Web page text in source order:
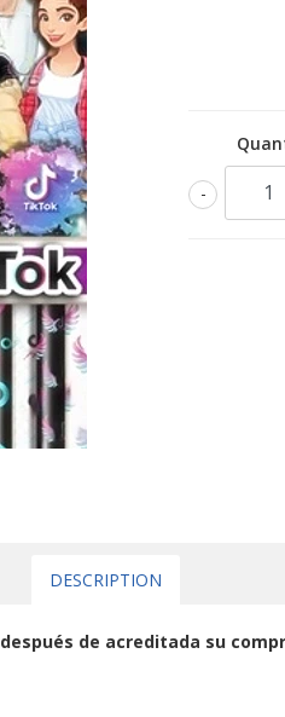
-
DESCRIPTION
después de acreditada su